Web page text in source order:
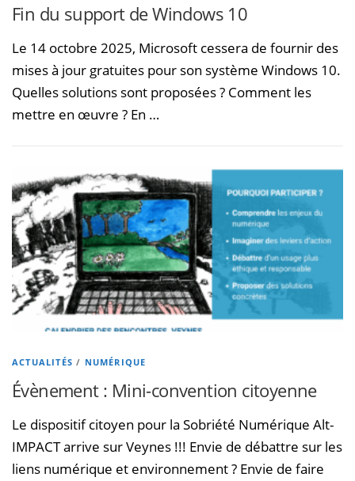
Fin du support de Windows 10
Le 14 octobre 2025, Microsoft cessera de fournir des
mises à jour gratuites pour son système Windows 10.
Quelles solutions sont proposées ? Comment les
mettre en œuvre ? En …
ACTUALITÉS / NUMÉRIQUE
Évènement : Mini-convention citoyenne
Le dispositif citoyen pour la Sobriété Numérique Alt-
IMPACT arrive sur Veynes !!! Envie de débattre sur les
liens numérique et environnement ? Envie de faire